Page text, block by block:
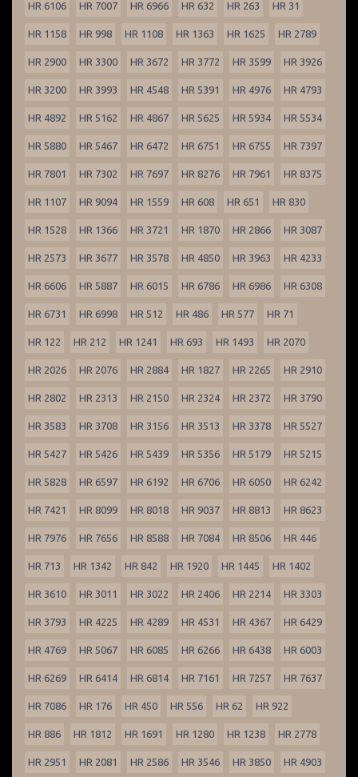
HR 6106 HR 7007 HR 6966 HR 632 HR 263 HR 31
HR 1158 HR 998 HR 1108 HR 1363 HR 1625 HR 2789
HR 2900 HR 3300 HR 3672 HR 3772 HR 3599 HR 3926
HR 3200 HR 3993 HR 4548 HR 5391 HR 4976 HR 4793
HR 4892 HR 5162 HR 4867 HR 5625 HR 5934 HR 5534
HR 5880 HR 5467 HR 6472 HR 6751 HR 6755 HR 7397
HR 7801 HR 7302 HR 7697 HR 8276 HR 7961 HR 8375
HR 1107 HR 9094 HR 1559 HR 608 HR 651 HR 830
HR 1528 HR 1366 HR 3721 HR 1870 HR 2866 HR 3087
HR 2573 HR 3677 HR 3578 HR 4850 HR 3963 HR 4233
HR 6606 HR 5887 HR 6015 HR 6786 HR 6986 HR 6308
HR 6731 HR 6998 HR 512 HR 486 HR 577 HR 71
HR 122 HR 212 HR 1241 HR 693 HR 1493 HR 2070
HR 2026 HR 2076 HR 2884 HR 1827 HR 2265 HR 2910
HR 2802 HR 2313 HR 2150 HR 2324 HR 2372 HR 3790
HR 3583 HR 3708 HR 3156 HR 3513 HR 3378 HR 5527
HR 5427 HR 5426 HR 5439 HR 5356 HR 5179 HR 5215
HR 5828 HR 6597 HR 6192 HR 6706 HR 6050 HR 6242
HR 7421 HR 8099 HR 8018 HR 9037 HR 8813 HR 8623
HR 7976 HR 7656 HR 8588 HR 7084 HR 8506 HR 446
HR 713 HR 1342 HR 842 HR 1920 HR 1445 HR 1402
HR 3610 HR 3011 HR 3022 HR 2406 HR 2214 HR 3303
HR 3793 HR 4225 HR 4289 HR 4531 HR 4367 HR 6429
HR 4769 HR 5067 HR 6085 HR 6266 HR 6438 HR 6003
HR 6269 HR 6414 HR 6814 HR 7161 HR 7257 HR 7637
HR 7086 HR 176 HR 450 HR 556 HR 62 HR 922
HR 886 HR 1812 HR 1691 HR 1280 HR 1238 HR 2778
HR 2951 HR 2081 HR 2586 HR 3546 HR 3850 HR 4903